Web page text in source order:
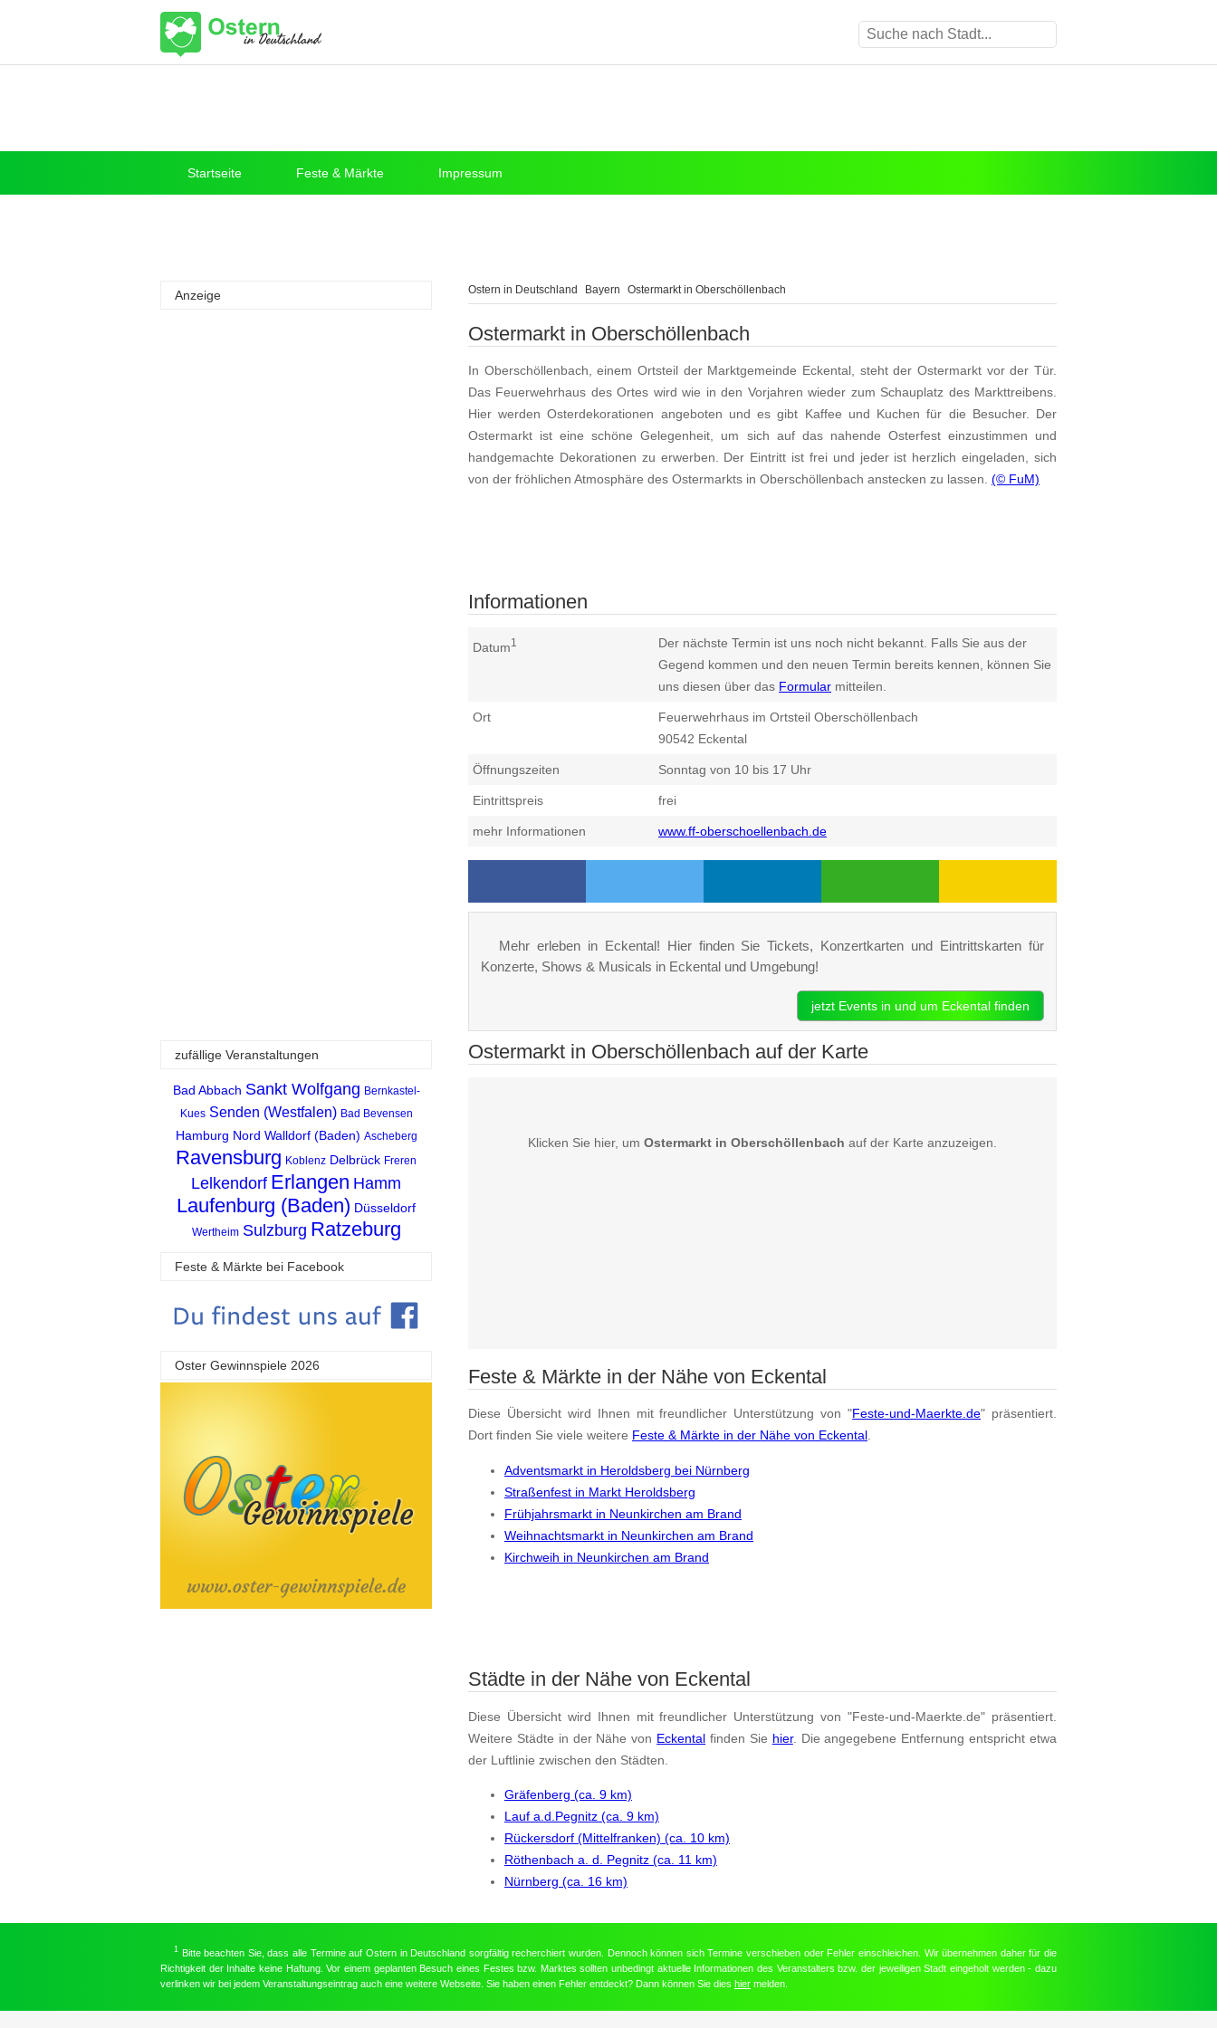
Startseite Feste & Märkte Impressum
Ostern in Deutschland Bayern Ostermarkt in Oberschöllenbach
Ostermarkt in Oberschöllenbach
In Oberschöllenbach, einem Ortsteil der Marktgemeinde Eckental, steht der Ostermarkt vor der Tür.
Das Feuerwehrhaus des Ortes wird wie in den Vorjahren wieder zum Schauplatz des Markttreibens.
Hier werden Osterdekorationen angeboten und es gibt Kaffee und Kuchen für die Besucher. Der
Ostermarkt ist eine schöne Gelegenheit, um sich auf das nahende Osterfest einzustimmen und
handgemachte Dekorationen zu erwerben. Der Eintritt ist frei und jeder ist herzlich eingeladen, sich
von der fröhlichen Atmosphäre des Ostermarkts in Oberschöllenbach anstecken zu lassen. (© FuM)
Informationen
Datum1
Der nächste Termin ist uns noch nicht bekannt. Falls Sie aus der
Gegend kommen und den neuen Termin bereits kennen, können Sie
uns diesen über das Formular mitteilen.
Ort
Feuerwehrhaus im Ortsteil Oberschöllenbach
90542 Eckental
Öffnungszeiten Sonntag von 10 bis 17 Uhr
Eintrittspreis frei
mehr Informationen www.ff-oberschoellenbach.de
Mehr erleben in Eckental! Hier finden Sie Tickets, Konzertkarten und Eintrittskarten für
Konzerte, Shows & Musicals in Eckental und Umgebung!
jetzt Events in und um Eckental finden
Anzeige
Ostermarkt in Oberschöllenbach auf der Karte
Klicken Sie hier, um Ostermarkt in Oberschöllenbach auf der Karte anzuzeigen.
Feste & Märkte in der Nähe von Eckental
Diese Übersicht wird Ihnen mit freundlicher Unterstützung von "Feste-und-Maerkte.de" präsentiert.
Dort finden Sie viele weitere Feste & Märkte in der Nähe von Eckental.
Adventsmarkt in Heroldsberg bei Nürnberg
Straßenfest in Markt Heroldsberg
Frühjahrsmarkt in Neunkirchen am Brand
Weihnachtsmarkt in Neunkirchen am Brand
Kirchweih in Neunkirchen am Brand
Städte in der Nähe von Eckental
Diese Übersicht wird Ihnen mit freundlicher Unterstützung von "Feste-und-Maerkte.de" präsentiert.
Weitere Städte in der Nähe von Eckental finden Sie hier. Die angegebene Entfernung entspricht etwa
der Luftlinie zwischen den Städten.
Gräfenberg (ca. 9 km)
Lauf a.d.Pegnitz (ca. 9 km)
Rückersdorf (Mittelfranken) (ca. 10 km)
Röthenbach a. d. Pegnitz (ca. 11 km)
Nürnberg (ca. 16 km)
zufällige Veranstaltungen
Bad Abbach Sankt Wolfgang Bernkastel-
Kues Senden (Westfalen) Bad Bevensen
Hamburg Nord Walldorf (Baden) Ascheberg
Ravensburg Koblenz Delbrück Freren
Lelkendorf Erlangen Hamm
Laufenburg (Baden) Düsseldorf
Wertheim Sulzburg Ratzeburg
Feste & Märkte bei Facebook
Oster Gewinnspiele 2026
1 Bitte beachten Sie, dass alle Termine auf Ostern in Deutschland sorgfältig recherchiert wurden. Dennoch können sich Termine verschieben oder Fehler einschleichen. Wir übernehmen daher für die
Richtigkeit der Inhalte keine Haftung. Vor einem geplanten Besuch eines Festes bzw. Marktes sollten unbedingt aktuelle Informationen des Veranstalters bzw. der jeweiligen Stadt eingeholt werden - dazu
verlinken wir bei jedem Veranstaltungseintrag auch eine weitere Webseite. Sie haben einen Fehler entdeckt? Dann können Sie dies hier melden.